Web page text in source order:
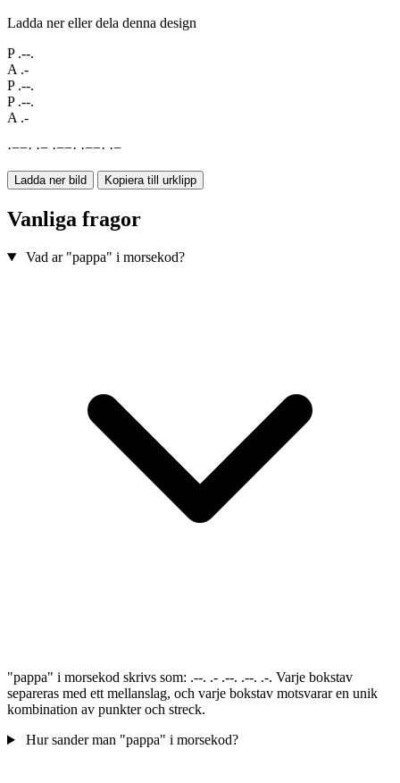
Ladda ner eller dela denna design
P .--.
A .-
P .--.
P .--.
A .-
·−−· ·− ·−−· ·−−· ·−
Ladda ner bild Kopiera till urklipp
Vanliga fragor
Vad ar "pappa" i morsekod?
"pappa" i morsekod skrivs som: .--. .- .--. .--. .-. Varje bokstav
separeras med ett mellanslag, och varje bokstav motsvarar en unik
kombination av punkter och streck.
Hur sander man "pappa" i morsekod?